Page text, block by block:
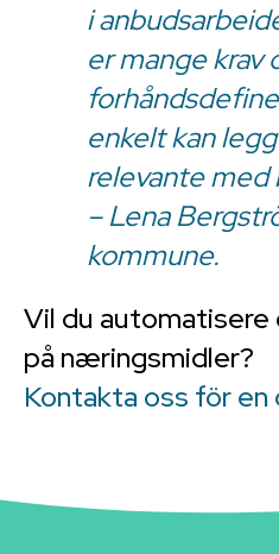
i
er mange krav
enkelt kan
relevante
– Lena
kommune.
Vil du
på næringsmidler?
Kontakta oss för en